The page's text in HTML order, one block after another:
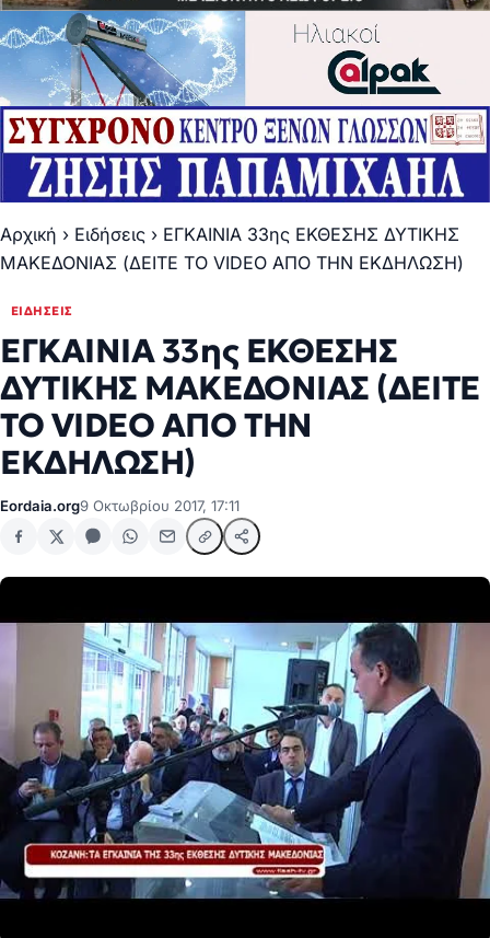
Αρχική › Ειδήσεις › ΕΓΚΑΙΝΙΑ 33ης ΕΚΘΕΣΗΣ ΔΥΤΙΚΗΣ
ΜΑΚΕΔΟΝΙΑΣ (ΔΕΙΤΕ ΤΟ VIDEO ΑΠΟ ΤΗΝ ΕΚΔΗΛΩΣΗ)
ΕΙΔΉΣΕΙΣ
ΕΓΚΑΙΝΙΑ 33ης ΕΚΘΕΣΗΣ
ΔΥΤΙΚΗΣ ΜΑΚΕΔΟΝΙΑΣ (ΔΕΙΤΕ
ΤΟ VIDEO ΑΠΟ ΤΗΝ
ΕΚΔΗΛΩΣΗ)
Eordaia.org9 Οκτωβρίου 2017, 17:11